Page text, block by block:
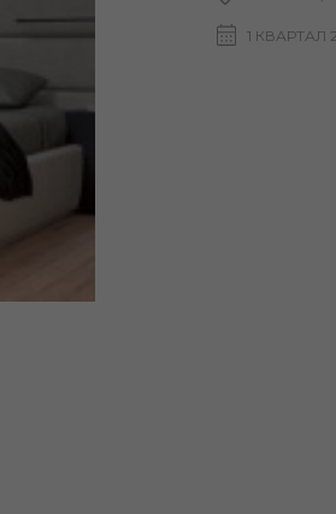
1 КВАРТАЛ